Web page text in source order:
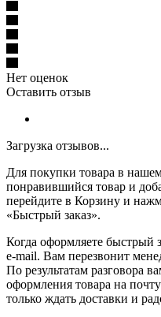
Нет оценок
Оставить отзыв
Загрузка отзывов...
Для покупки товара в
понравившийся товар и
перейдите в Корзину и
«Быстрый заказ».
Когда оформляете
e-mail. Вам перезвонит
По результатам разговора
оформления товара на
только ждать доставки и